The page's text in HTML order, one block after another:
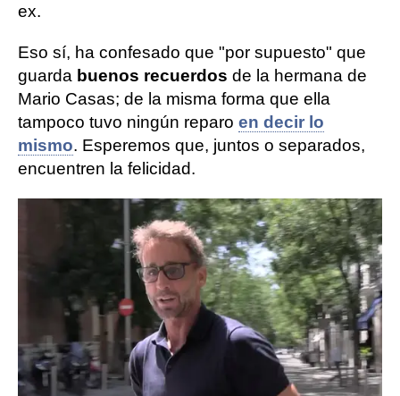
ex.
Eso sí, ha confesado que "por supuesto" que
guarda buenos recuerdos de la hermana de
Mario Casas; de la misma forma que ella
tampoco tuvo ningún reparo en decir lo
mismo. Esperemos que, juntos o separados,
encuentren la felicidad.